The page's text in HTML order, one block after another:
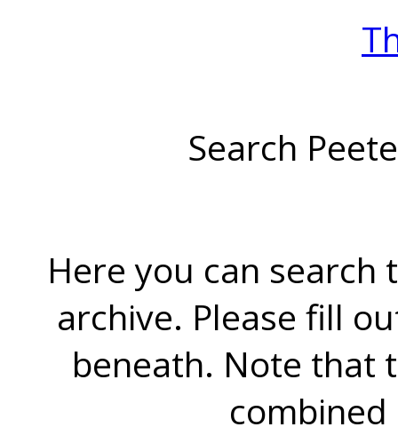
Search
Here you can search
archive. Please fill
beneath. Note that
combined